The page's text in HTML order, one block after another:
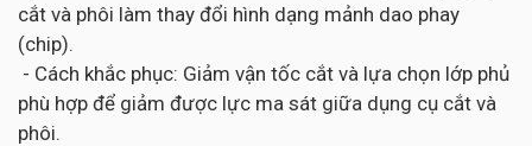
cắt và phôi làm thay đổi hình dạng mảnh dao phay
(chip).
- Cách khắc phục: Giảm vận tốc cắt và lựa chọn lớp phủ
phù hợp để giảm được lực ma sát giữa dụng cụ cắt và
phôi.